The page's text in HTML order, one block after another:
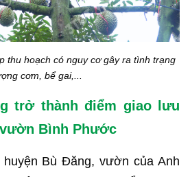
thu hoạch có nguy cơ gây ra tình trạng
cơm, bể gai,...
trở thành điểm giao lưu
Bình Phước
Bù Đăng, vườn của Anh